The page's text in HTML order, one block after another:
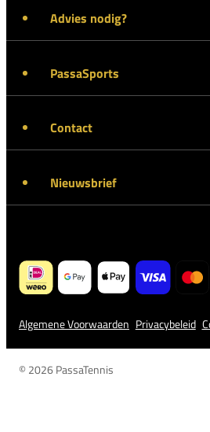
Advies nodig?
PassaSports
Contact
Nieuwsbrief
Algemene Voorwaarden Privacybeleid
© 2026 PassaTennis